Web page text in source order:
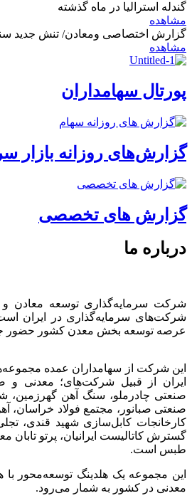
گندله استرالیا در ماه گذشته
مشاهده
گزارش اختصاصی ومعادن/ تنش جدید
مشاهده
پورتال سهامداران
گزارش‌های روزانه بازار
گزارش های تخصصی
درباره ما
شرکت سرمایه‌گذاری توسعه معادن و
شرکت‌های سرمایه‌گذاری در ایران
عرصه توسعه بخش معدن کشور حضور
این شرکت از سهامداران عمده
ایران از قبیل شرکت‌های؛ معدنی و
صنعتی چادرملو، سنگ آهن
صنعتی صبانور، مجتمع فولاد خراسان،
کارخانجات کابل‌سازی شهید قندی،
گسترش کاتالیست ایرانیان، پرتو
طبس است.
این مجموعه یک هلدینگ توسعه‌محور با
معدنی در کشور به شمار می‌رود.